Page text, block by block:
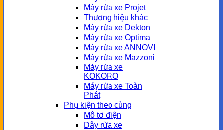
Máy rửa xe Projet
Thương hiệu khác
Máy rửa xe Dekton
Máy rửa xe Optima
Máy rửa xe ANNOVI
Máy rửa xe Mazzoni
Máy rửa xe
KOKORO
Máy rửa xe Toàn
Phát
Phụ kiện theo cùng
Mô tơ điện
Dây rửa xe